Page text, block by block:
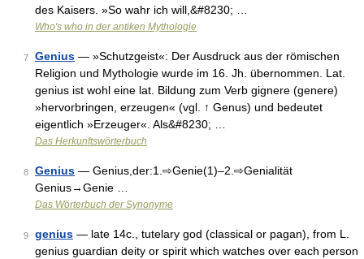
des Kaisers. »So wahr ich will,&#8230; …
Who's who in der antiken Mythologie
7 Genius — »Schutzgeist«: Der Ausdruck aus der römischen
Religion und Mythologie wurde im 16. Jh. übernommen. Lat.
genius ist wohl eine lat. Bildung zum Verb gignere (genere)
»hervorbringen, erzeugen« (vgl. ↑ Genus) und bedeutet
eigentlich »Erzeuger«. Als&#8230; …
Das Herkunftswörterbuch
8 Genius — Genius,der:1.⇨Genie(1)–2.⇨Genialität
Genius→Genie …
Das Wörterbuch der Synonyme
9 genius — late 14c., tutelary god (classical or pagan), from L.
genius guardian deity or spirit which watches over each person